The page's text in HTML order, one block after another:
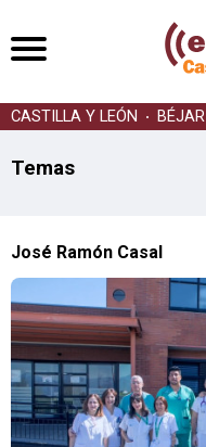
CASTILLA Y LEÓN BÉJAR
Temas
José Ramón Casal